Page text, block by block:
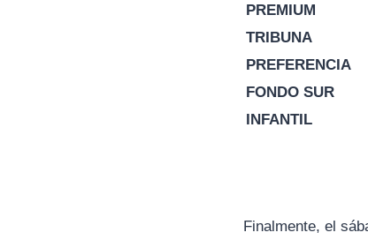
PREMIUM
TRIBUNA
PREFERENCIA
FONDO SUR
INFANTIL
Finalmente, el